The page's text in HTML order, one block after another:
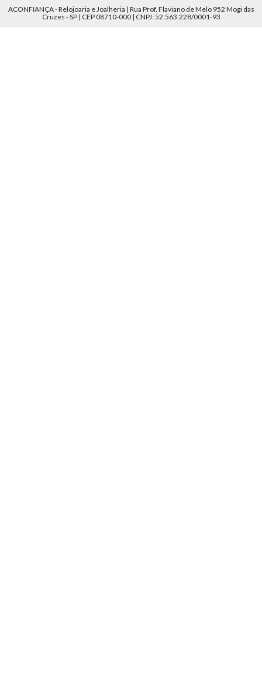
ACONFIANÇA - Relojoaria e Joalheria | Rua Prof. Flaviano de Melo 952 Mogi das
Cruzes - SP | CEP 08710-000 | CNPJ: 52.563.228/0001-93